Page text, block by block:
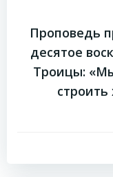
Проповедь
десятое
Троицы: